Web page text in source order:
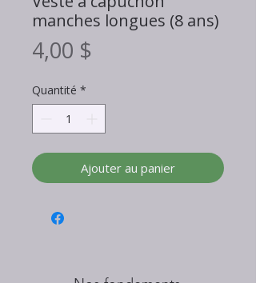
manches longues (8 ans)
4,00 $
Quantité *
Ajouter au panier